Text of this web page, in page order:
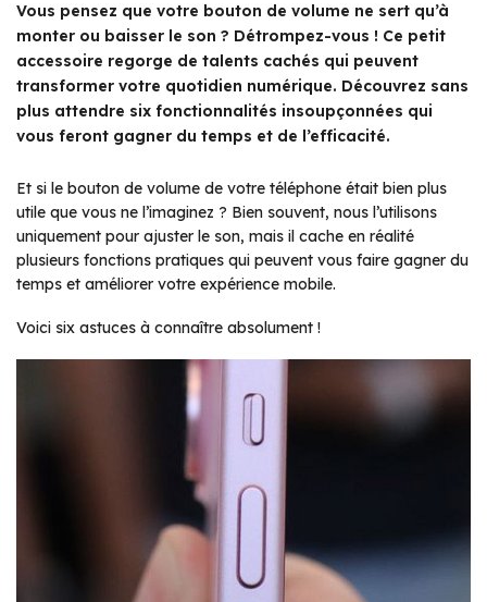
Vous pensez que votre bouton de volume ne sert qu’à
monter ou baisser le son ? Détrompez-vous ! Ce petit
accessoire regorge de talents cachés qui peuvent
transformer votre quotidien numérique. Découvrez sans
plus attendre six fonctionnalités insoupçonnées qui
vous feront gagner du temps et de l’efficacité.
Et si le bouton de volume de votre téléphone était bien plus
utile que vous ne l’imaginez ? Bien souvent, nous l’utilisons
uniquement pour ajuster le son, mais il cache en réalité
plusieurs fonctions pratiques qui peuvent vous faire gagner du
temps et améliorer votre expérience mobile.
Voici six astuces à connaître absolument !